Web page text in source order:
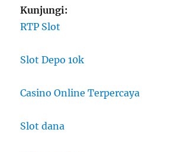
Kunjungi:
RTP Slot
Slot Depo 10k
Casino Online Terpercaya
Slot dana